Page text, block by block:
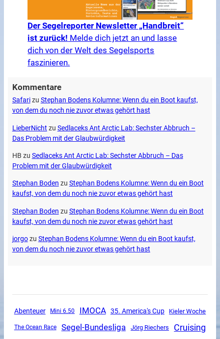
Der Segelreporter Newsletter „Handbreit“
ist zurück! Melde dich jetzt an und lasse
dich von der Welt des Segelsports
faszinieren.
Kommentare
Safarizu Stephan Bodens Kolumne: Wenn du ein Boot kaufst,
von dem du noch nie zuvor etwas gehört hast
LieberNicht zu Sedlaceks Ant Arctic Lab: Sechster Abbruch –
Das Problem mit der Glaubwürdigkeit
HB zu Sedlaceks Ant Arctic Lab: Sechster Abbruch – Das
Problem mit der Glaubwürdigkeit
Stephan Boden zu Stephan Bodens Kolumne: Wenn du ein Boot
kaufst, von dem du noch nie zuvor etwas gehört hast
Stephan Boden zu Stephan Bodens Kolumne: Wenn du ein Boot
kaufst, von dem du noch nie zuvor etwas gehört hast
jorgozu Stephan Bodens Kolumne: Wenn du ein Boot kaufst,
von dem du noch nie zuvor etwas gehört hast
Abenteuer Mini 6.50 IMOCA 35. America's Cup Kieler Woche
The Ocean Race Segel-Bundesliga Jörg Riechers Cruising